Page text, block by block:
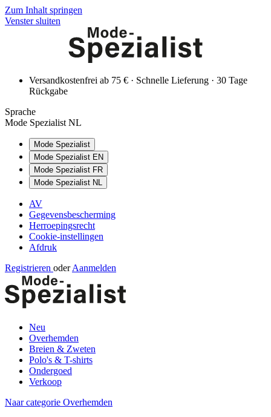
Zum Inhalt springen
Venster sluiten
Versandkostenfrei ab 75 € · Schnelle Lieferung · 30 Tage
Rückgabe
Sprache
Mode Spezialist NL
Mode Spezialist
Mode Spezialist EN
Mode Spezialist FR
Mode Spezialist NL
AV
Gegevensbescherming
Herroepingsrecht
Cookie-instellingen
Afdruk
Registrieren oder Aanmelden
Neu
Overhemden
Breien & Zweten
Polo's & T-shirts
Ondergoed
Verkoop
Naar categorie Overhemden